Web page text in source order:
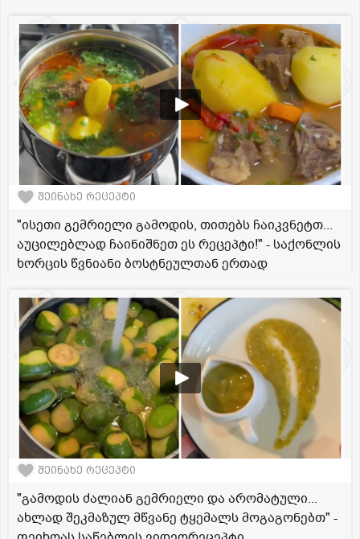
შეინახე რეცეპტი
"ისეთი გემრიელი გამოდის, თითებს ჩაიკვნეტთ...
აუცილებლად ჩაინიშნეთ ეს რეცეპტი!" - საქონლის
ხორცის წვნიანი ბოსტნეულთან ერთად
შეინახე რეცეპტი
"გამოდის ძალიან გემრიელი და არომატული...
ახლად შეკმაზულ მწვანე ტყემალს მოგაგონებთ" -